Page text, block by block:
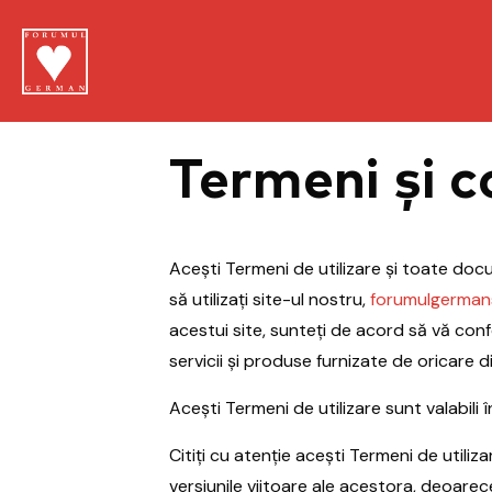
Termeni și
Acești Termeni de utilizare și toate
să utilizați site-ul nostru,
acestui site, sunteți de acord să vă
servicii și produse furnizate de oricare
Acești Termeni de utilizare sunt
Citiți cu atenție acești Termeni de
versiunile viitoare ale acestora, deoarece